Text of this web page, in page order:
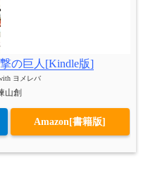
の巨人[Kindle版]
ヨメレバ
山創
Amazon[書籍版]